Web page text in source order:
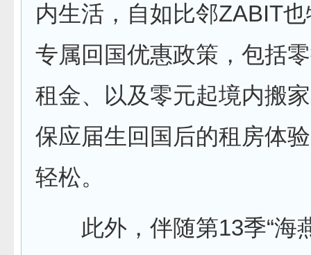
内生活，自如比邻ZABIT
专属回国优惠政策，包括
租金、以及零元起境内搬
保应届生回国后的租房体
轻松。
此外，伴随第13季“海